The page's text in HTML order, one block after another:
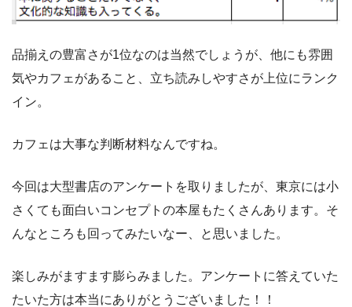
品揃えの豊富さが1位なのは当然でしょうが、他にも雰囲
気やカフェがあること、立ち読みしやすさが上位にランク
イン。
カフェは大事な判断材料なんですね。
今回は大型書店のアンケートを取りましたが、東京には小
さくても面白いコンセプトの本屋もたくさんあります。そ
んなところも回ってみたいなー、と思いました。
楽しみがますます膨らみました。アンケートに答えていた
たいた方は本当にありがとうございました！！